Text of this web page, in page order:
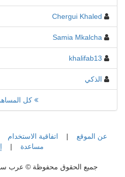
Chergui Khaled
Samia Mkalcha
khalifab13
الذكي
كل
عن الموقع | اتفاقية الاستخدام
مساعدة
|
جميع الحقوق محفوظة © عرب سؤال و